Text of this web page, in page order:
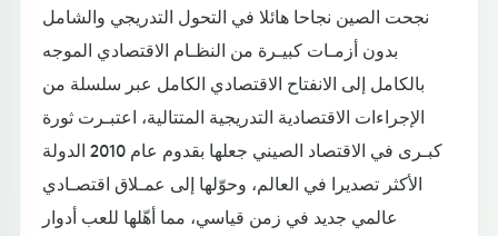
نجحت الصين نجاحا هائلا في التحول التدريجي والشامل
بدون أزمـات كبيـرة من النظـام الاقتصادي الموجه
بالكامل إلى الانفتاح الاقتصادي الكامل عبر سلسلة من
الإجراءات الاقتصادية التدريجية المتتالية، اعتبـرت ثورة
كبـرى في الاقتصاد الصيني جعلها بقدوم عام 2010 الدولة
الأكثر تصديرا في العالم، وحوّلها إلى عمـلاق اقتصـادي
عالمي جديد في زمن قياسي، مما أهّلها للعب أدوار